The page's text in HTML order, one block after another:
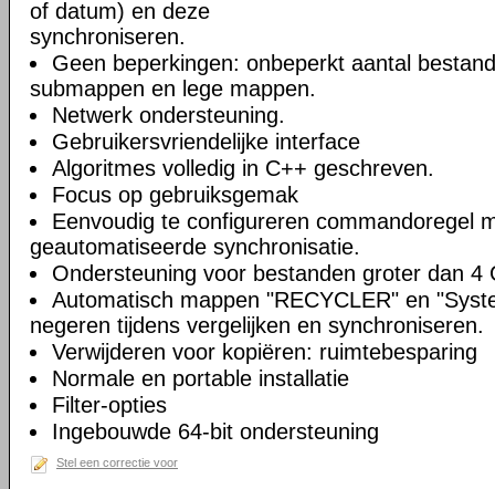
of datum) en deze
synchroniseren.
Geen beperkingen: onbeperkt aantal
submappen en lege mappen.
Netwerk ondersteuning.
Gebruikersvriendelijke interface
Algoritmes volledig in C++ geschreven.
Focus op gebruiksgemak
Eenvoudig te configureren commandoregel
geautomatiseerde synchronisatie.
Ondersteuning voor bestanden groter dan 4
Automatisch mappen "RECYCLER" en
negeren tijdens vergelijken en synchroniseren.
Verwijderen voor kopiëren: ruimtebesparing
Normale en portable installatie
Filter-opties
Ingebouwde 64-bit ondersteuning
Stel een correctie voor